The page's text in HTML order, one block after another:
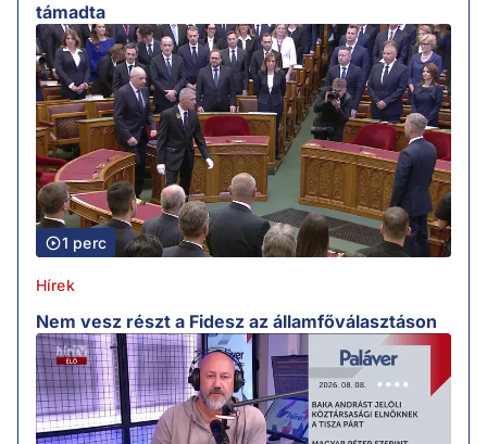
támadta
1 perc
Hírek
Nem vesz részt a Fidesz az államfőválasztáson